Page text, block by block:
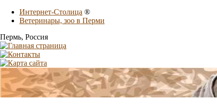
Интернет-Столица ®
Ветеринары, зоо в Перми
Пермь, Россия